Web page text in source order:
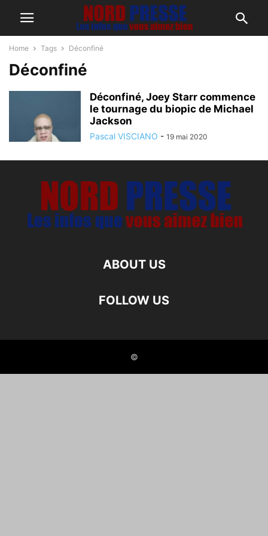
Home Tags Déconfiné
Déconfiné
Déconfiné, Joey Starr commence
le tournage du biopic de Michael
Jackson
Pascal VISCIANO - 19 mai 2020
ABOUT US
FOLLOW US
©